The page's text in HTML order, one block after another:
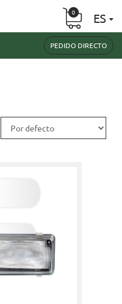
PEDIDO DIRECTO
ES
0